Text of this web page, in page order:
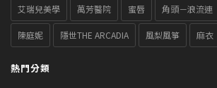
艾瑞兒美學 萬芳醫院 蜜唇 角頭－浪流連
陳庭妮 隱世THE ARCADIA 風梨風箏 麻衣
熱門分類